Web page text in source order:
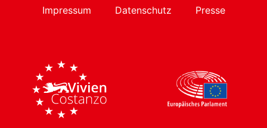
Impressum Datenschutz Presse